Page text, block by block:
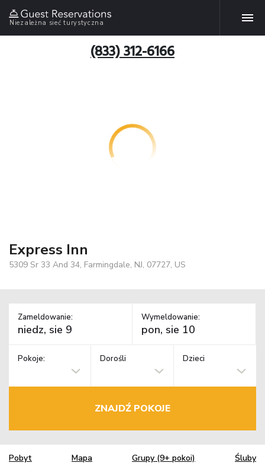
Niezależna sieć turystyczna
(833) 312-6166
Express Inn
5309 Sr 33 And 34, Farmingdale, NJ, 07727, US
Zameldowanie: Wymeldowanie:
Pokoje: Dorośli Dzieci
ZNAJDŹ POKOJE
Pobyt Mapa Grupy (9+ pokoi) Śluby